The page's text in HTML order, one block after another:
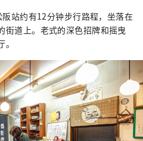
站约有12分钟步行路程，坐落在
街道上。老式的深色招牌和摇曳